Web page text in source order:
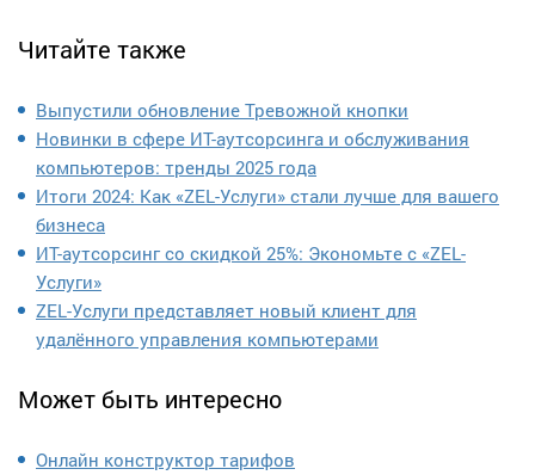
Читайте также
Выпустили обновление Тревожной кнопки
Новинки в сфере ИТ-аутсорсинга и обслуживания
компьютеров: тренды 2025 года
Итоги 2024: Как «ZEL-Услуги» стали лучше для вашего
бизнеса
ИТ-аутсорсинг со скидкой 25%: Экономьте с «ZEL-
Услуги»
ZEL-Услуги представляет новый клиент для
удалённого управления компьютерами
Может быть интересно
Онлайн конструктор тарифов